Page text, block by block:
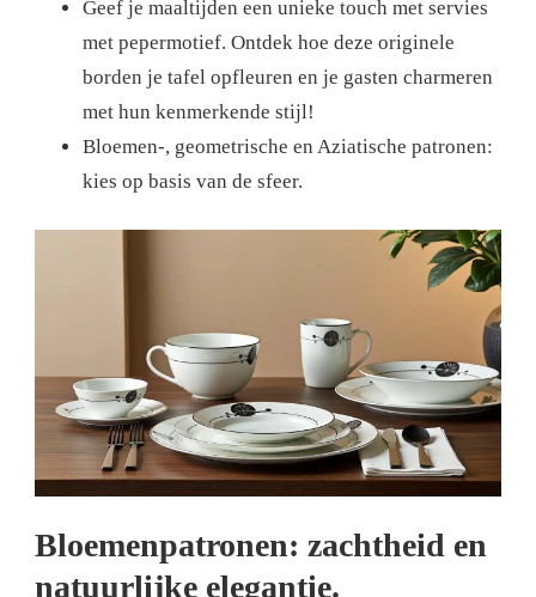
Geef je maaltijden een unieke touch met servies
met pepermotief. Ontdek hoe deze originele
borden je tafel opfleuren en je gasten charmeren
met hun kenmerkende stijl!
Bloemen-, geometrische en Aziatische patronen:
kies op basis van de sfeer.
Bloemenpatronen: zachtheid en
natuurlijke elegantie.